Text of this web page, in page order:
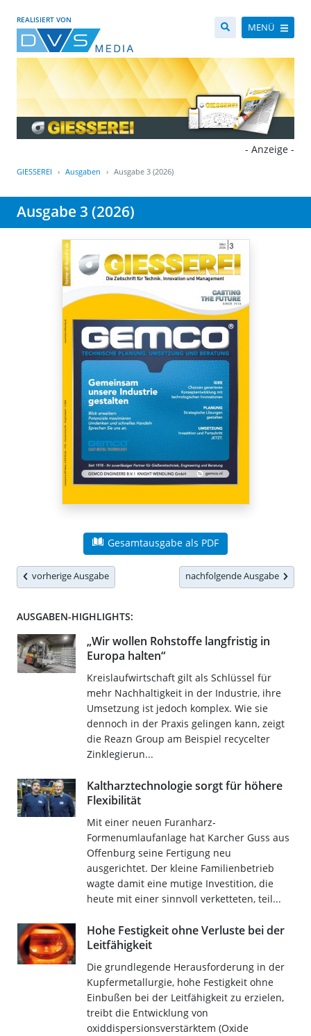
REALISIERT VON
MENÜ
- Anzeige -
GIESSEREI Ausgaben Ausgabe 3 (2026)
Ausgabe 3 (2026)
Gesamtausgabe als PDF
vorherige Ausgabe nachfolgende Ausgabe
AUSGABEN-HIGHLIGHTS:
„Wir wollen Rohstoffe langfristig in
Europa halten“
Kreislaufwirtschaft gilt als Schlüssel für
mehr Nachhaltigkeit in der Industrie, ihre
Umsetzung ist jedoch komplex. Wie sie
dennoch in der Praxis gelingen kann, zeigt
die Reazn Group am Beispiel recycelter
Zinklegierun...
Kaltharztechnologie sorgt für höhere
Flexibilität
Mit einer neuen Furanharz-
Formenumlaufanlage hat Karcher Guss aus
Offenburg seine Fertigung neu
ausgerichtet. Der kleine Familienbetrieb
wagte damit eine mutige Investition, die
heute mit einer sinnvoll verketteten, teil...
Hohe Festigkeit ohne Verluste bei der
Leitfähigkeit
Die grundlegende Herausforderung in der
Kupfermetallurgie, hohe Festigkeit ohne
Einbußen bei der Leitfähigkeit zu erzielen,
treibt die Entwicklung von
oxiddispersionsverstärktem (Oxide